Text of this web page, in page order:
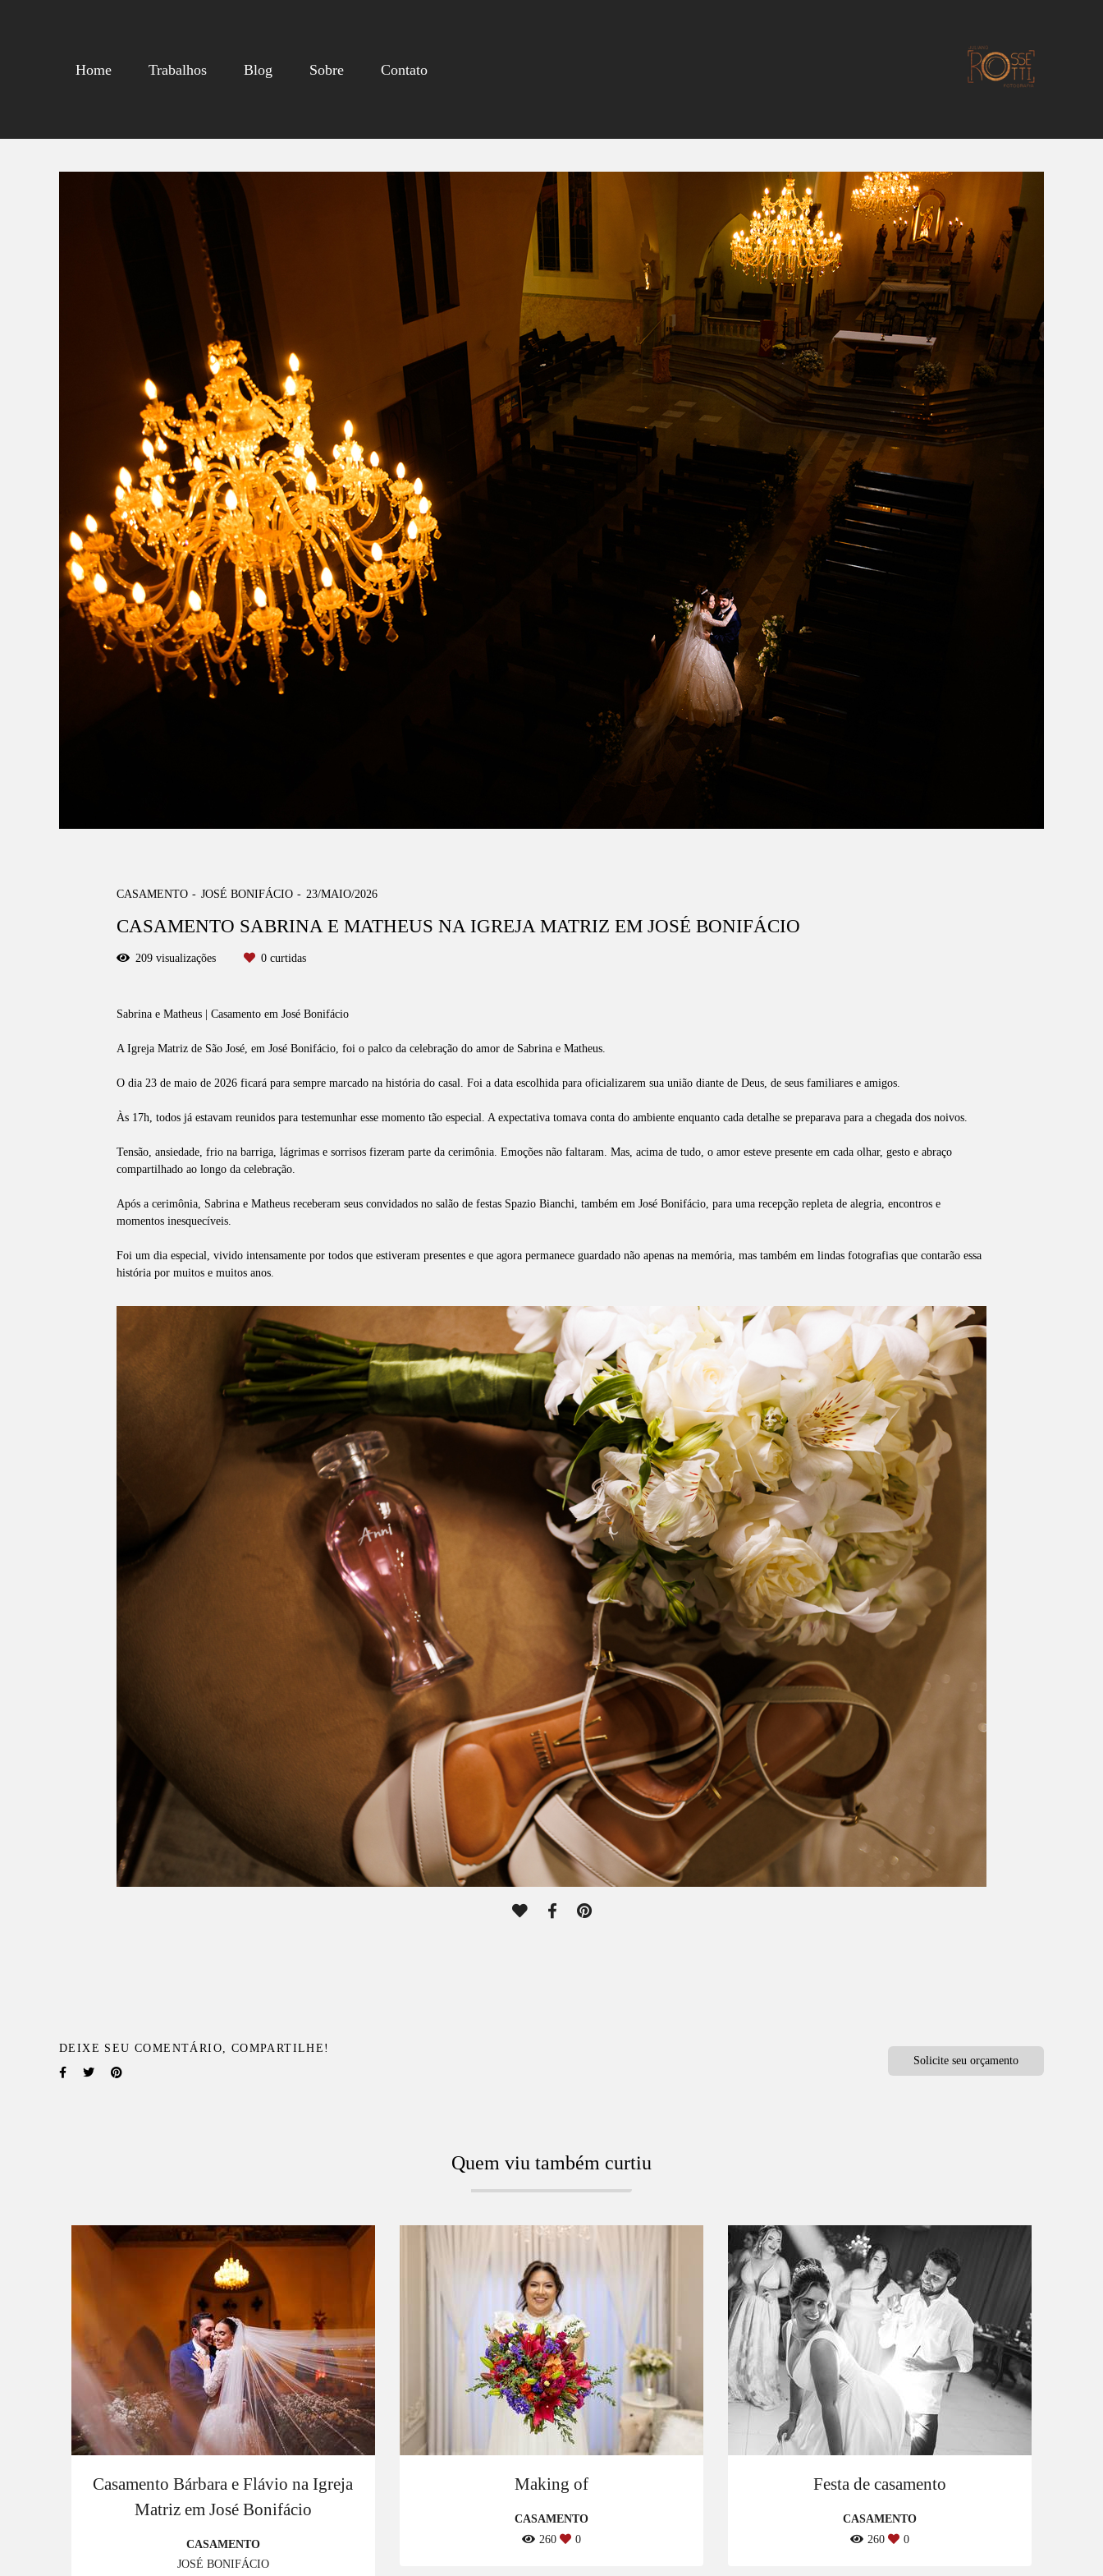
Home Trabalhos Blog Sobre Contato
CASAMENTO JOSÉ BONIFÁCIO 23/MAIO/2026
CASAMENTO SABRINA E MATHEUS NA IGREJA MATRIZ EM JOSÉ BONIFÁCIO
209 visualizações 0 curtidas
Sabrina e Matheus | Casamento em José Bonifácio
A Igreja Matriz de São José, em José Bonifácio, foi o palco da celebração do amor de Sabrina e Matheus.
O dia 23 de maio de 2026 ficará para sempre marcado na história do casal. Foi a data escolhida para oficializarem sua união diante de Deus, de seus familiares e amigos.
Às 17h, todos já estavam reunidos para testemunhar esse momento tão especial. A expectativa tomava conta do ambiente enquanto cada detalhe se preparava para a chegada dos noivos.
Tensão, ansiedade, frio na barriga, lágrimas e sorrisos fizeram parte da cerimônia. Emoções não faltaram. Mas, acima de tudo, o amor esteve presente em cada olhar, gesto e abraço
compartilhado ao longo da celebração.
Após a cerimônia, Sabrina e Matheus receberam seus convidados no salão de festas Spazio Bianchi, também em José Bonifácio, para uma recepção repleta de alegria, encontros e
momentos inesquecíveis.
Foi um dia especial, vivido intensamente por todos que estiveram presentes e que agora permanece guardado não apenas na memória, mas também em lindas fotografias que contarão essa
história por muitos e muitos anos.
DEIXE SEU COMENTÁRIO, COMPARTILHE!
Solicite seu orçamento
Quem viu também curtiu
Casamento Bárbara e Flávio na Igreja
Matriz em José Bonifácio
CASAMENTO
JOSÉ BONIFÁCIO
Making of
CASAMENTO
260
0
Festa de casamento
CASAMENTO
260
0